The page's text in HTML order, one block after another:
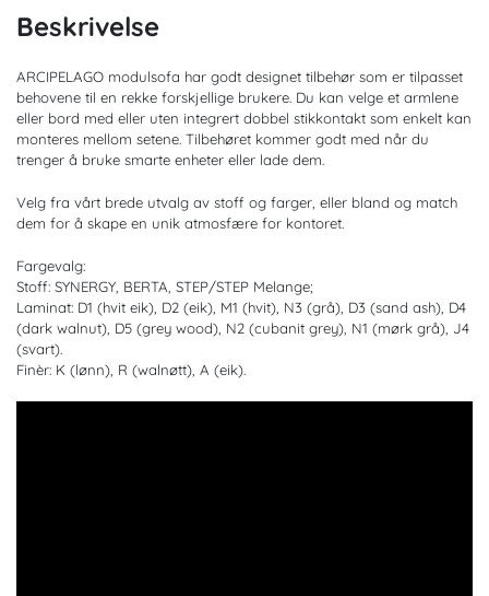
Beskrivelse
ARCIPELAGO modulsofa har godt designet tilbehør som er tilpasset
behovene til en rekke forskjellige brukere. Du kan velge et armlene
eller bord med eller uten integrert dobbel stikkontakt som enkelt kan
monteres mellom setene. Tilbehøret kommer godt med når du
trenger å bruke smarte enheter eller lade dem.
Velg fra vårt brede utvalg av stoff og farger, eller bland og match
dem for å skape en unik atmosfære for kontoret.
Fargevalg:
Stoff: SYNERGY, BERTA, STEP/STEP Melange;
Laminat: D1 (hvit eik), D2 (eik), M1 (hvit), N3 (grå), D3 (sand ash), D4
(dark walnut), D5 (grey wood), N2 (cubanit grey), N1 (mørk grå), J4
(svart).
Finèr: K (lønn), R (walnøtt), A (eik).